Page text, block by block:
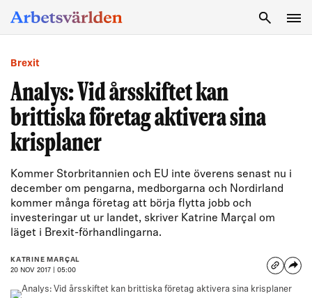
Brexit
Analys: Vid årsskiftet kan
brittiska företag aktivera sina
krisplaner
Kommer Storbritannien och EU inte överens senast nu i
december om pengarna, medborgarna och Nordirland
kommer många företag att börja flytta jobb och
investeringar ut ur landet, skriver Katrine Marçal om
läget i Brexit-förhandlingarna.
KATRINE MARÇAL
20 NOV 2017 | 05:00